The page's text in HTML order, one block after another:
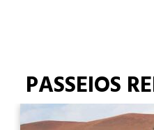
PASSEIOS